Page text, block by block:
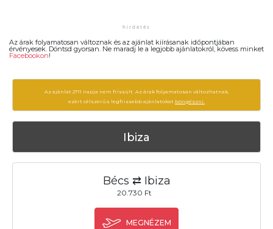
Az árak folyamatosan változnak és az ajánlat kiírásanak időpontjában
érvényesek. Döntsd gyorsan. Ne maradj le a legjobb ajánlatokról, kövess minket
Facebookon!
Az ajánlat 2711 napja nem frissült. Az árak folyamatosan változhatnak,
ezért célszerű a legfrissebb ajánlatokat böngészni.
Ibiza
Bécs ⇄ Ibiza
20.730 Ft
MEGNÉZEM